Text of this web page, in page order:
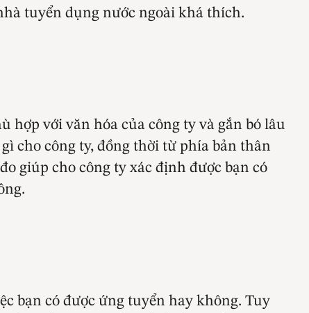
tuyển dụng nước ngoài khá thích.
với văn hóa của công ty và gắn bó lâu
cho công ty, đồng thời từ phía bản thân
giúp cho công ty xác định được bạn có
bạn có được ứng tuyển hay không. Tuy